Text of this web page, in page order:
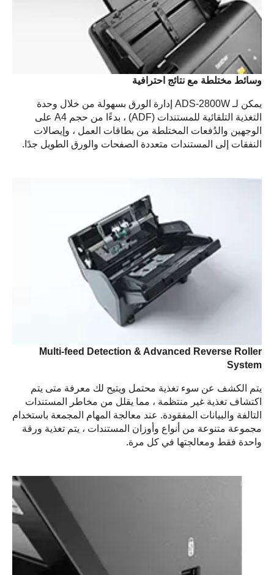
وسائط مختلطة مع نتائج احترافية
يمكن لـ ADS-2800W إدارة الورق بسهولة من خلال وحدة
التغذية التلقائية للمستندات (ADF) ، بدءًا من حجم A4 على
الوجهين والدُفعات المختلطة من بطاقات العمل ، وإيصالات
النفقات إلى المستندات متعددة الصفحات والورق الطويل جدًا.
Multi-feed Detection & Advanced Reverse Roller
System
يتم الكشف عن سوء تغذية محتمل ويتيح لك معرفة متى يتم
اكتشاف تغذية غير منتظمة ، مما يقلل من مخاطر المستندات
التالفة والبيانات المفقودة. عند معالجة المهام المجمعة باستخدام
مجموعة متنوعة من أنواع وأوزان المستندات ، يتم تغذية ورقة
واحدة فقط ومعالجتها في كل مرة.